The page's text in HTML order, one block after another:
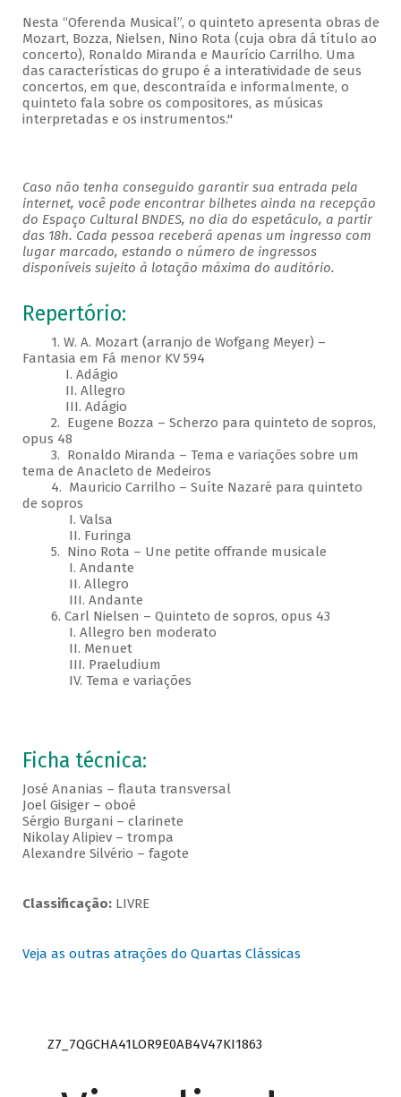
Nesta “Oferenda Musical”, o quinteto apresenta obras de
Mozart, Bozza, Nielsen, Nino Rota (cuja obra dá título ao
concerto), Ronaldo Miranda e Maurício Carrilho. Uma
das características do grupo é a interatividade de seus
concertos, em que, descontraída e informalmente, o
quinteto fala sobre os compositores, as músicas
interpretadas e os instrumentos."
Caso não tenha conseguido garantir sua entrada pela
internet, você pode encontrar bilhetes ainda na recepção
do Espaço Cultural BNDES, no dia do espetáculo, a partir
das 18h. Cada pessoa receberá apenas um ingresso com
lugar marcado, estando o número de ingressos
disponíveis sujeito à lotação máxima do auditório.
Repertório:
1. W. A. Mozart (arranjo de Wofgang Meyer) –
Fantasia em Fá menor KV 594
I. Adágio
II. Allegro
III. Adágio
2. Eugene Bozza – Scherzo para quinteto de sopros,
opus 48
3. Ronaldo Miranda – Tema e variações sobre um
tema de Anacleto de Medeiros
4. Mauricio Carrilho – Suíte Nazaré para quinteto
de sopros
I. Valsa
II. Furinga
5. Nino Rota – Une petite offrande musicale
I. Andante
II. Allegro
III. Andante
6. Carl Nielsen – Quinteto de sopros, opus 43
I. Allegro ben moderato
II. Menuet
III. Praeludium
IV. Tema e variações
Ficha técnica:
José Ananias – flauta transversal
Joel Gisiger – oboé
Sérgio Burgani – clarinete
Nikolay Alipiev – trompa
Alexandre Silvério – fagote
Classificação:LIVRE
Veja as outras atrações do Quartas Clássicas
Z7_7QGCHA41LOR9E0AB4V47KI1863